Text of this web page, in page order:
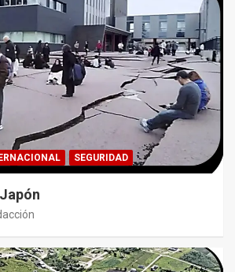
SEGURIDAD